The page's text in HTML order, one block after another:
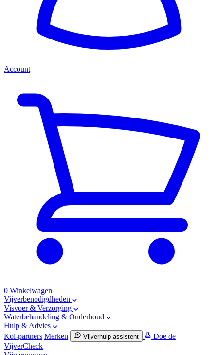
Account
0 Winkelwagen
Vijverbenodigdheden
Visvoer & Verzorging
Waterbehandeling & Onderhoud
Hulp & Advies
Koi-partners Merken Vijverhulp assistent
Doe de
VijverCheck